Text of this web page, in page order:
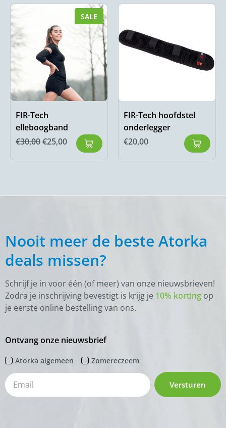
SALE
FIR-Tech
elleboogband
€30,00€25,00
FIR-Tech hoofdstel
onderlegger
€20,00
Nooit meer de beste Atorka
deals missen?
Schrijf je in voor één (of meer) van onze nieuwsbrieven!
Zodra je inschrijving bevestigt is krijg je 10% korting op
je eerste online bestelling van ons.
Ontvang onze nieuwsbrief
Atorka algemeen Zomereczeem
Versturen